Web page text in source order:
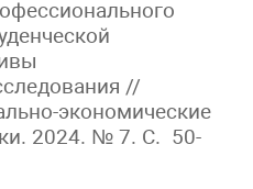
//
экономические
2024. № 7. С. 50-